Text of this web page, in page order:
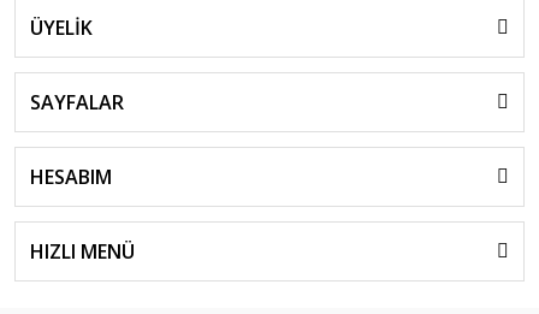
ÜYELİK
SAYFALAR
HESABIM
HIZLI MENÜ